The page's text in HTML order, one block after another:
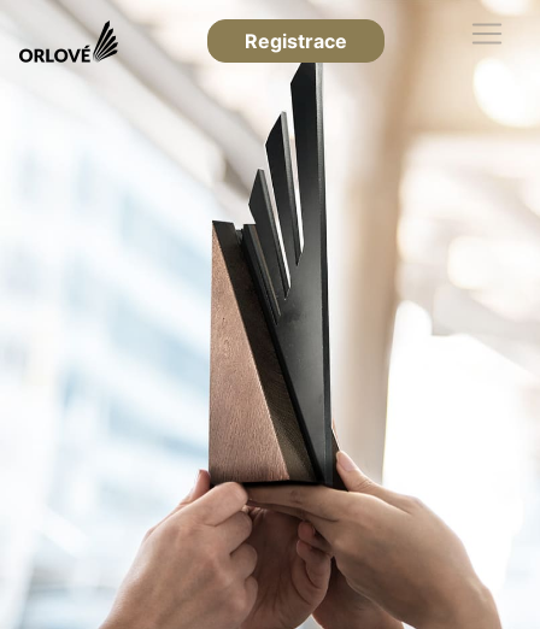
Registrace